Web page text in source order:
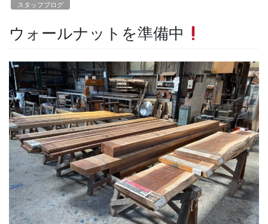
スタッフブログ
ウォールナットを準備中